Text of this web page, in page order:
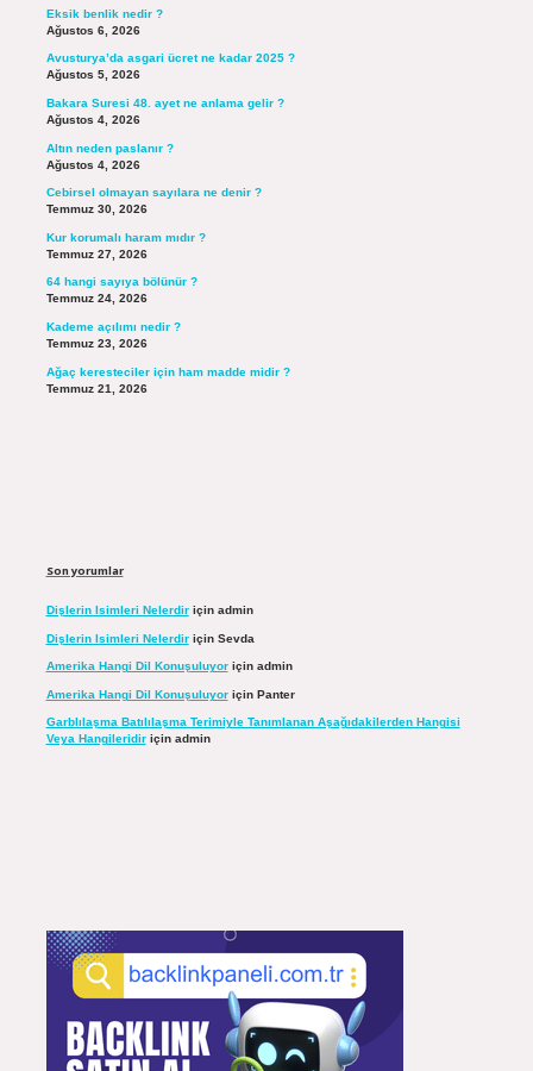
Eksik benlik nedir ?
Ağustos 6, 2026
Avusturya’da asgari ücret ne kadar 2025 ?
Ağustos 5, 2026
Bakara Suresi 48. ayet ne anlama gelir ?
Ağustos 4, 2026
Altın neden paslanır ?
Ağustos 4, 2026
Cebirsel olmayan sayılara ne denir ?
Temmuz 30, 2026
Kur korumalı haram mıdır ?
Temmuz 27, 2026
64 hangi sayıya bölünür ?
Temmuz 24, 2026
Kademe açılımı nedir ?
Temmuz 23, 2026
Ağaç keresteciler için ham madde midir ?
Temmuz 21, 2026
Son yorumlar
Dişlerin Isimleri Nelerdiriçin admin
Dişlerin Isimleri Nelerdiriçin Sevda
Amerika Hangi Dil Konuşuluyoriçin admin
Amerika Hangi Dil Konuşuluyoriçin Panter
Garblılaşma Batılılaşma Terimiyle Tanımlanan Aşağıdakilerden Hangisi
Veya Hangileridiriçin admin